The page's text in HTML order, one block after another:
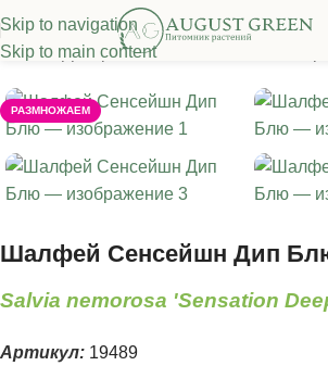
Skip to navigation
Skip to main content
/Декоративные многолетники
РАЗМНОЖАЕМ
Шалфей Сенсейшн Дип
Salvia nemorosa 'Sensation
Артикул: 19489